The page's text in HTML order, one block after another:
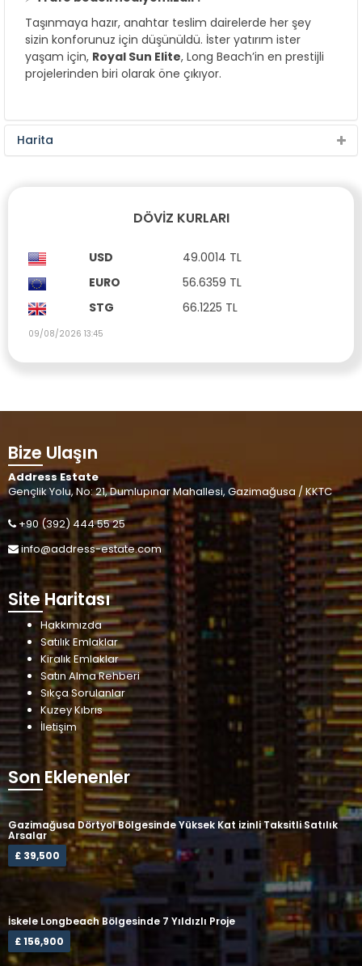
Taşınmaya hazır, anahtar teslim dairelerde her şey
sizin konforunuz için düşünüldü. İster yatırım ister
yaşam için, Royal Sun Elite, Long Beach’in en prestijli
projelerinden biri olarak öne çıkıyor.
Harita
DÖVIZ KURLARI
USD
49.0014 TL
EURO
56.6359 TL
STG
66.1225 TL
09/08/2026 13:45
Bize Ulaşın
Address Estate
Gençlik Yolu, No: 21, Dumlupınar Mahallesi, Gazimağusa / KKTC
+90 (392) 444 55 25
info@address-estate.com
Site Haritası
Hakkımızda
Satılık Emlaklar
Kiralık Emlaklar
Satın Alma Rehberi
Sıkça Sorulanlar
Kuzey Kıbrıs
İletişim
Son Eklenenler
Gazimağusa Dörtyol Bölgesinde Yüksek Kat izinli Taksitli Satılık
Arsalar
£ 39,500
İskele Longbeach Bölgesinde 7 Yıldızlı Proje
£ 156,900